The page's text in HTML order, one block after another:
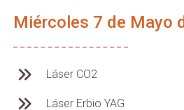
Miércoles 7 de Mayo
Láser CO2
Láser Erbio YAG